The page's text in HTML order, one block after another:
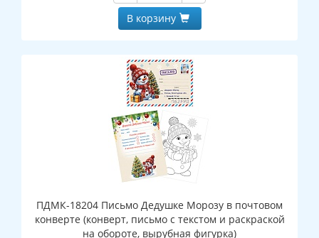
В корзину
ПДМК-18204 Письмо Дедушке Морозу в почтовом
конверте (конверт, письмо с текстом и раскраской
на обороте, вырубная фигурка)